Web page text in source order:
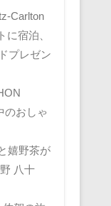
Carlton
宿泊、
プレゼン
のおしゃ
嬉野茶が
八十